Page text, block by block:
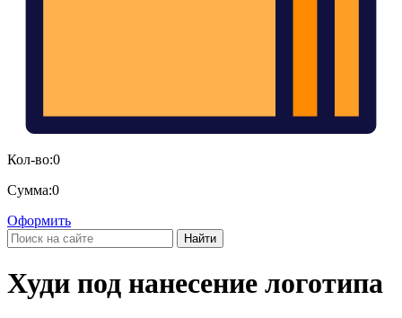
Кол-во:0
Сумма:0
Оформить
Найти
Худи под нанесение логотипа